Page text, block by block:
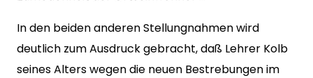
In den beiden anderen Stellungnahmen wird
deutlich zum Ausdruck gebracht, daß Lehrer Kolb
seines Alters wegen die neuen Bestrebungen im